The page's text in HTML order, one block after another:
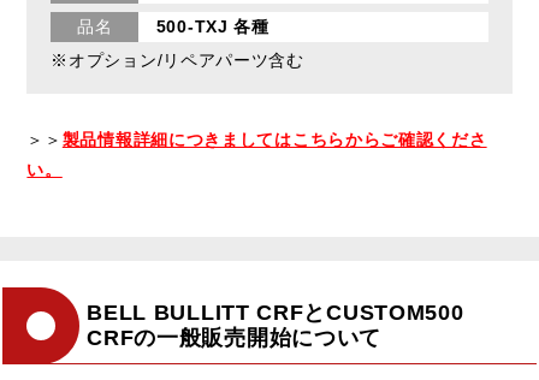
品名
500-TXJ 各種
※オプション/リペアパーツ含む
＞＞ 製品情報詳細につきましてはこちらからご確認くださ
い。
BELL BULLITT CRFとCUSTOM500
CRFの一般販売開始について